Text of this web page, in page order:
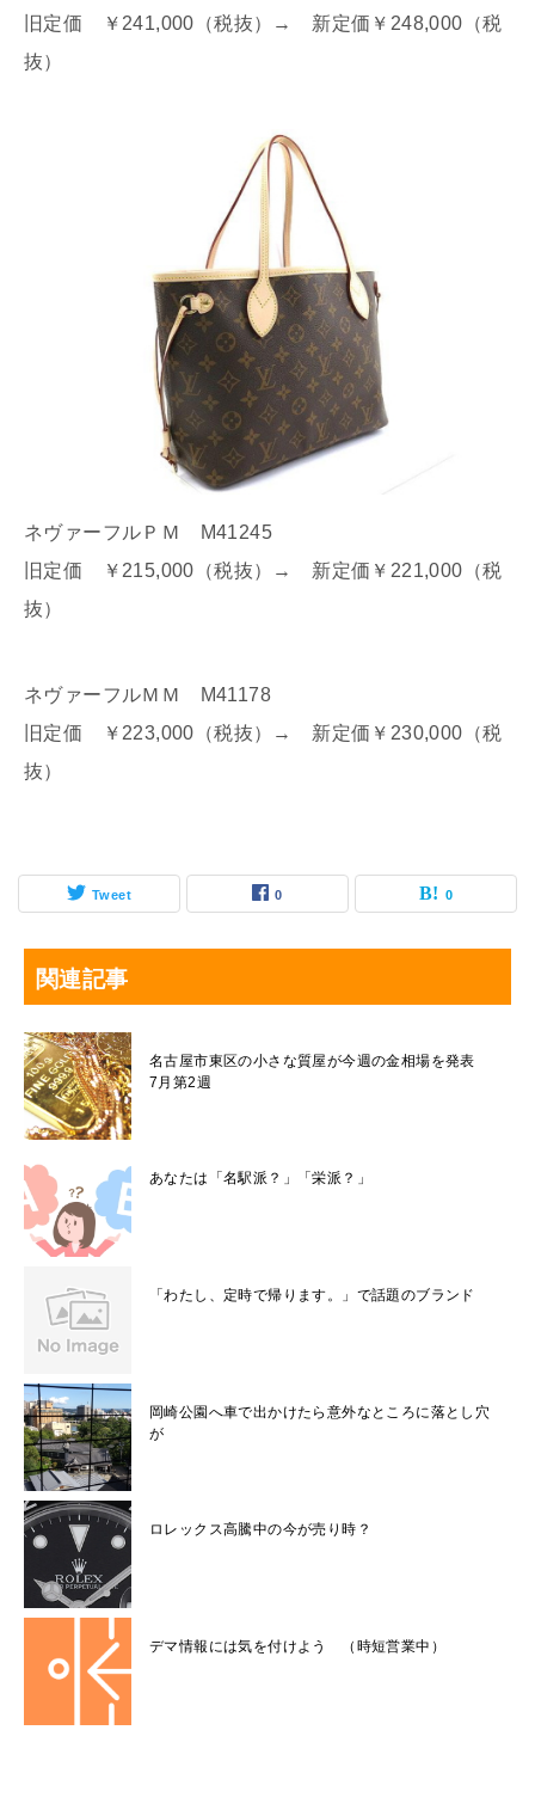
旧定価 ￥241,000（税抜）→ 新定価￥248,000（税
抜）
ネヴァーフルＰＭ M41245
旧定価 ￥215,000（税抜）→ 新定価￥221,000（税
抜）
ネヴァーフルＭＭ M41178
旧定価 ￥223,000（税抜）→ 新定価￥230,000（税
抜）
Tweet 0 0
関連記事
名古屋市東区の小さな質屋が今週の金相場を発表
7月第2週
あなたは「名駅派？」「栄派？」
「わたし、定時で帰ります。」で話題のブランド
岡崎公園へ車で出かけたら意外なところに落とし穴
が
ロレックス高騰中の今が売り時？
デマ情報には気を付けよう （時短営業中）